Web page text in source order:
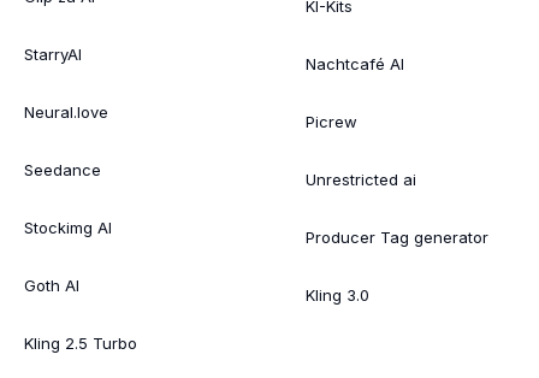
StarryAI
Neural.love
Seedance
Stockimg AI
Goth AI
Kling 2.5 Turbo
KI-Kits
Nachtcafé AI
Picrew
Unrestricted ai
Producer Tag generator
Kling 3.0